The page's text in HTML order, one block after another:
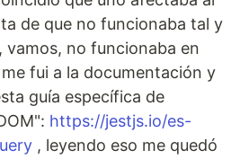
de que no funcionaba tal y
vamos, no funcionaba en
fui a la documentación y
guía específica de
https://jestjs.io/es-
, leyendo eso me quedó